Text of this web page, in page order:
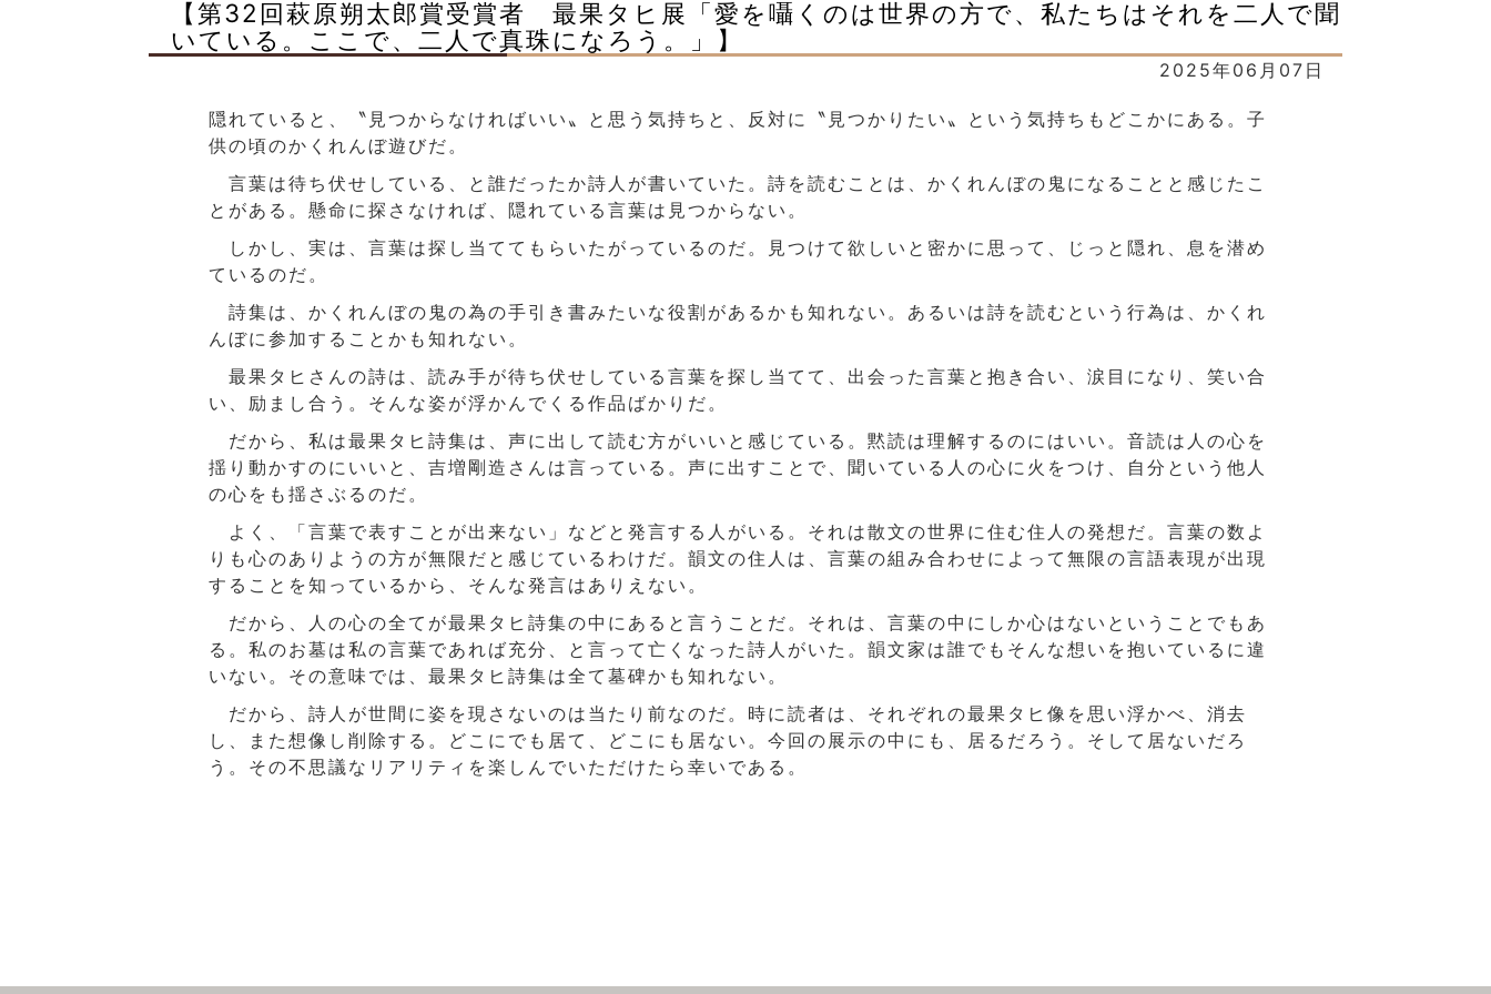
【第32回萩原朔太郎賞受賞者 最果タヒ展「愛を囁くのは世界の方で、私たちはそれを二人で聞
いている。ここで、二人で真珠になろう。」】
2025年06月07日
隠れていると、〝見つからなければいい〟と思う気持ちと、反対に〝見つかりたい〟という気持ちもどこかにある。子
供の頃のかくれんぼ遊びだ。
言葉は待ち伏せしている、と誰だったか詩人が書いていた。詩を読むことは、かくれんぼの鬼になることと感じたこ
とがある。懸命に探さなければ、隠れている言葉は見つからない。
しかし、実は、言葉は探し当ててもらいたがっているのだ。見つけて欲しいと密かに思って、じっと隠れ、息を潜め
ているのだ。
詩集は、かくれんぼの鬼の為の手引き書みたいな役割があるかも知れない。あるいは詩を読むという行為は、かくれ
んぼに参加することかも知れない。
最果タヒさんの詩は、読み手が待ち伏せしている言葉を探し当てて、出会った言葉と抱き合い、涙目になり、笑い合
い、励まし合う。そんな姿が浮かんでくる作品ばかりだ。
だから、私は最果タヒ詩集は、声に出して読む方がいいと感じている。黙読は理解するのにはいい。音読は人の心を
揺り動かすのにいいと、吉増剛造さんは言っている。声に出すことで、聞いている人の心に火をつけ、自分という他人
の心をも揺さぶるのだ。
よく、「言葉で表すことが出来ない」などと発言する人がいる。それは散文の世界に住む住人の発想だ。言葉の数よ
りも心のありようの方が無限だと感じているわけだ。韻文の住人は、言葉の組み合わせによって無限の言語表現が出現
することを知っているから、そんな発言はありえない。
だから、人の心の全てが最果タヒ詩集の中にあると言うことだ。それは、言葉の中にしか心はないということでもあ
る。私のお墓は私の言葉であれば充分、と言って亡くなった詩人がいた。韻文家は誰でもそんな想いを抱いているに違
いない。その意味では、最果タヒ詩集は全て墓碑かも知れない。
だから、詩人が世間に姿を現さないのは当たり前なのだ。時に読者は、それぞれの最果タヒ像を思い浮かべ、消去
し、また想像し削除する。どこにでも居て、どこにも居ない。今回の展示の中にも、居るだろう。そして居ないだろ
う。その不思議なリアリティを楽しんでいただけたら幸いである。